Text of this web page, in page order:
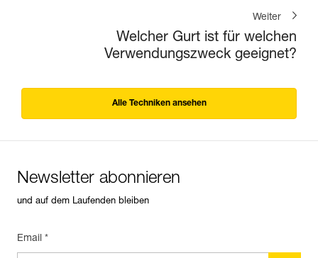
Weiter
Welcher Gurt ist für welchen
Verwendungszweck geeignet?
Alle Techniken ansehen
Newsletter abonnieren
und auf dem Laufenden bleiben
Email *